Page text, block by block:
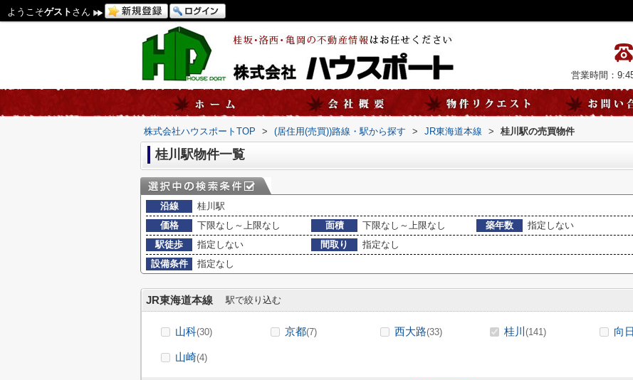
ようこそゲスト さん
営業時間：
株式会社ハウスポートTOP > (居住用(売買))路線・駅から探す > JR東海道本線 > 桂川駅の売買物件
桂川駅物件一覧
沿線
桂川駅
価格
下限なし～上限なし 面積 下限なし～上限なし 築年数
指定しない
駅徒歩
指定しない 間取り
指定なし
設備条件
指定なし
JR東海道本線 駅で絞り込む
山科(30) 京都(7) 西大路(33) 桂川 (141) 向
山崎(4)